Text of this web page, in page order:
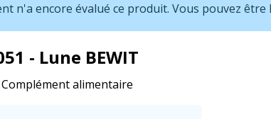
n'a encore évalué ce produit. Vous pouvez
- Lune BEWIT
Complément alimentaire